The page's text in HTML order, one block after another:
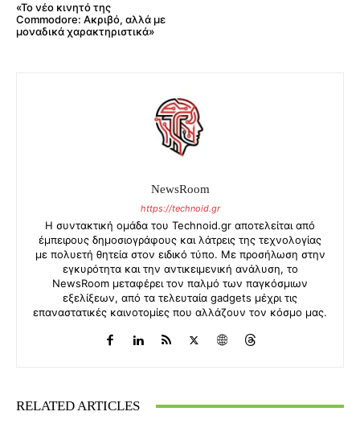
«Το νέο κινητό της
Commodore: Ακριβό, αλλά με
μοναδικά χαρακτηριστικά»
NewsRoom
https://technoid.gr
Η συντακτική ομάδα του Technoid.gr αποτελείται από
έμπειρους δημοσιογράφους και λάτρεις της τεχνολογίας
με πολυετή θητεία στον ειδικό τύπο. Με προσήλωση στην
εγκυρότητα και την αντικειμενική ανάλυση, το
NewsRoom μεταφέρει τον παλμό των παγκόσμιων
εξελίξεων, από τα τελευταία gadgets μέχρι τις
επαναστατικές καινοτομίες που αλλάζουν τον κόσμο μας.
RELATED ARTICLES